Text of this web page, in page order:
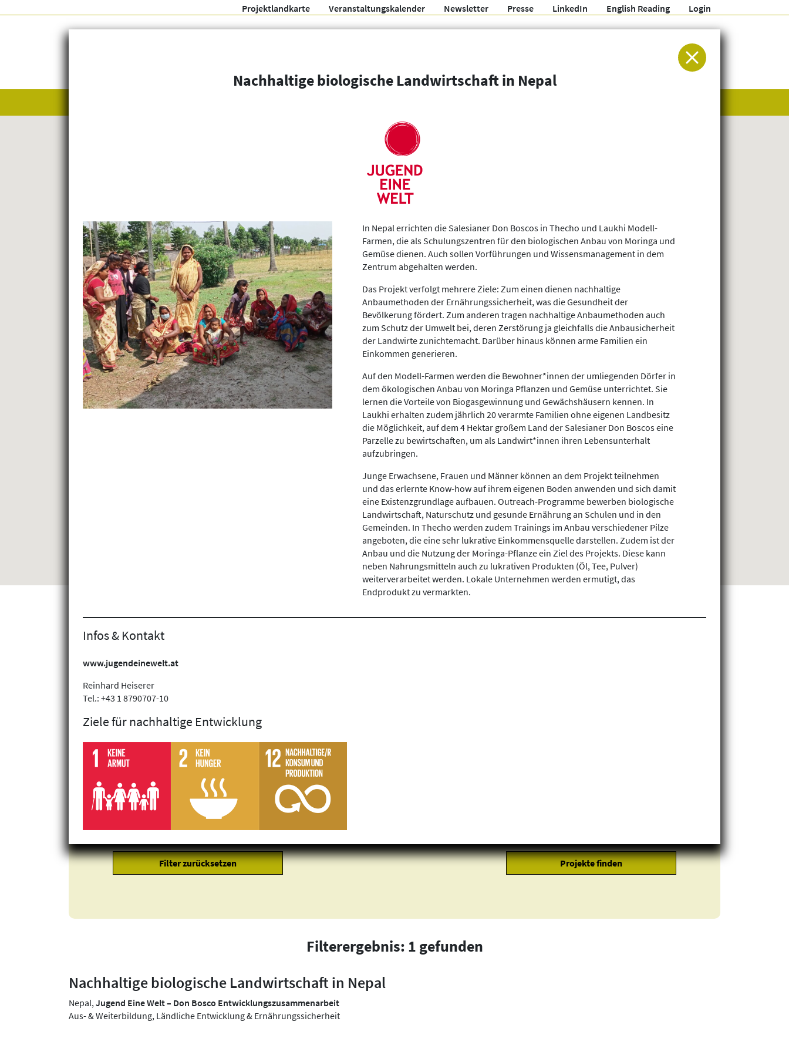
Projektlandkarte Veranstaltungskalender Newsletter Presse LinkedIn English Reading Login
Arbeitsgemeinschaft für Entwicklung und Humanitäre Hilfe
Klimagerechtigkeit
Geschlechtergerechtigkeit
Inklusion
Filterergebnis: 1 gefunden
Nachhaltige biologische Landwirtschaft in Nepal
Nepal,Jugend Eine Welt – Don Bosco Entwicklungszusammenarbeit
Aus- & Weiterbildung, Ländliche Entwicklung & Ernährungssicherheit
Nachhaltige biologische Landwirtschaft in Nepal
In Nepal errichten die Salesianer Don Boscos in Thecho und Laukhi Modell-
Farmen, die als Schulungszentren für den biologischen Anbau von Moringa und
Gemüse dienen. Auch sollen Vorführungen und Wissensmanagement in dem
Zentrum abgehalten werden.
Das Projekt verfolgt mehrere Ziele: Zum einen dienen nachhaltige
Anbaumethoden der Ernährungssicherheit, was die Gesundheit der
Bevölkerung fördert. Zum anderen tragen nachhaltige Anbaumethoden auch
zum Schutz der Umwelt bei, deren Zerstörung ja gleichfalls die Anbausicherheit
der Landwirte zunichtemacht. Darüber hinaus können arme Familien ein
Einkommen generieren.
Auf den Modell-Farmen werden die Bewohner*innen der umliegenden Dörfer in
dem ökologischen Anbau von Moringa Pflanzen und Gemüse unterrichtet. Sie
lernen die Vorteile von Biogasgewinnung und Gewächshäusern kennen. In
Laukhi erhalten zudem jährlich 20 verarmte Familien ohne eigenen Landbesitz
die Möglichkeit, auf dem 4 Hektar großem Land der Salesianer Don Boscos eine
Parzelle zu bewirtschaften, um als Landwirt*innen ihren Lebensunterhalt
aufzubringen.
Junge Erwachsene, Frauen und Männer können an dem Projekt teilnehmen
und das erlernte Know-how auf ihrem eigenen Boden anwenden und sich damit
eine Existenzgrundlage aufbauen. Outreach-Programme bewerben biologische
Landwirtschaft, Naturschutz und gesunde Ernährung an Schulen und in den
Gemeinden. In Thecho werden zudem Trainings im Anbau verschiedener Pilze
angeboten, die eine sehr lukrative Einkommensquelle darstellen. Zudem ist der
Anbau und die Nutzung der Moringa-Pflanze ein Ziel des Projekts. Diese kann
neben Nahrungsmitteln auch zu lukrativen Produkten (Öl, Tee, Pulver)
weiterverarbeitet werden. Lokale Unternehmen werden ermutigt, das
Endprodukt zu vermarkten.
Infos & Kontakt
www.jugendeinewelt.at
Reinhard Heiserer
Tel.: +43 1 8790707-10
Ziele für nachhaltige Entwicklung